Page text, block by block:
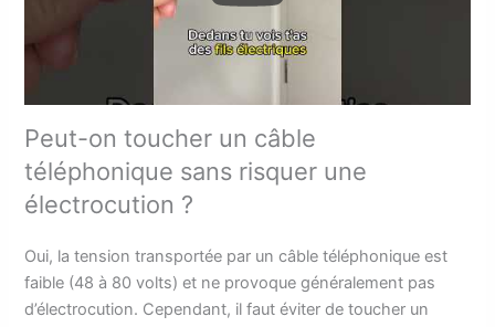
Peut-on toucher un câble
téléphonique sans risquer une
électrocution ?
Oui, la tension transportée par un câble téléphonique est
faible (48 à 80 volts) et ne provoque généralement pas
d’électrocution. Cependant, il faut éviter de toucher un